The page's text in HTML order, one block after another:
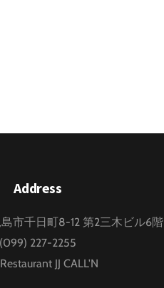
Address
市千日町8-12 第2三木ビル6階
(099) 227-2255
JJ CALL'N